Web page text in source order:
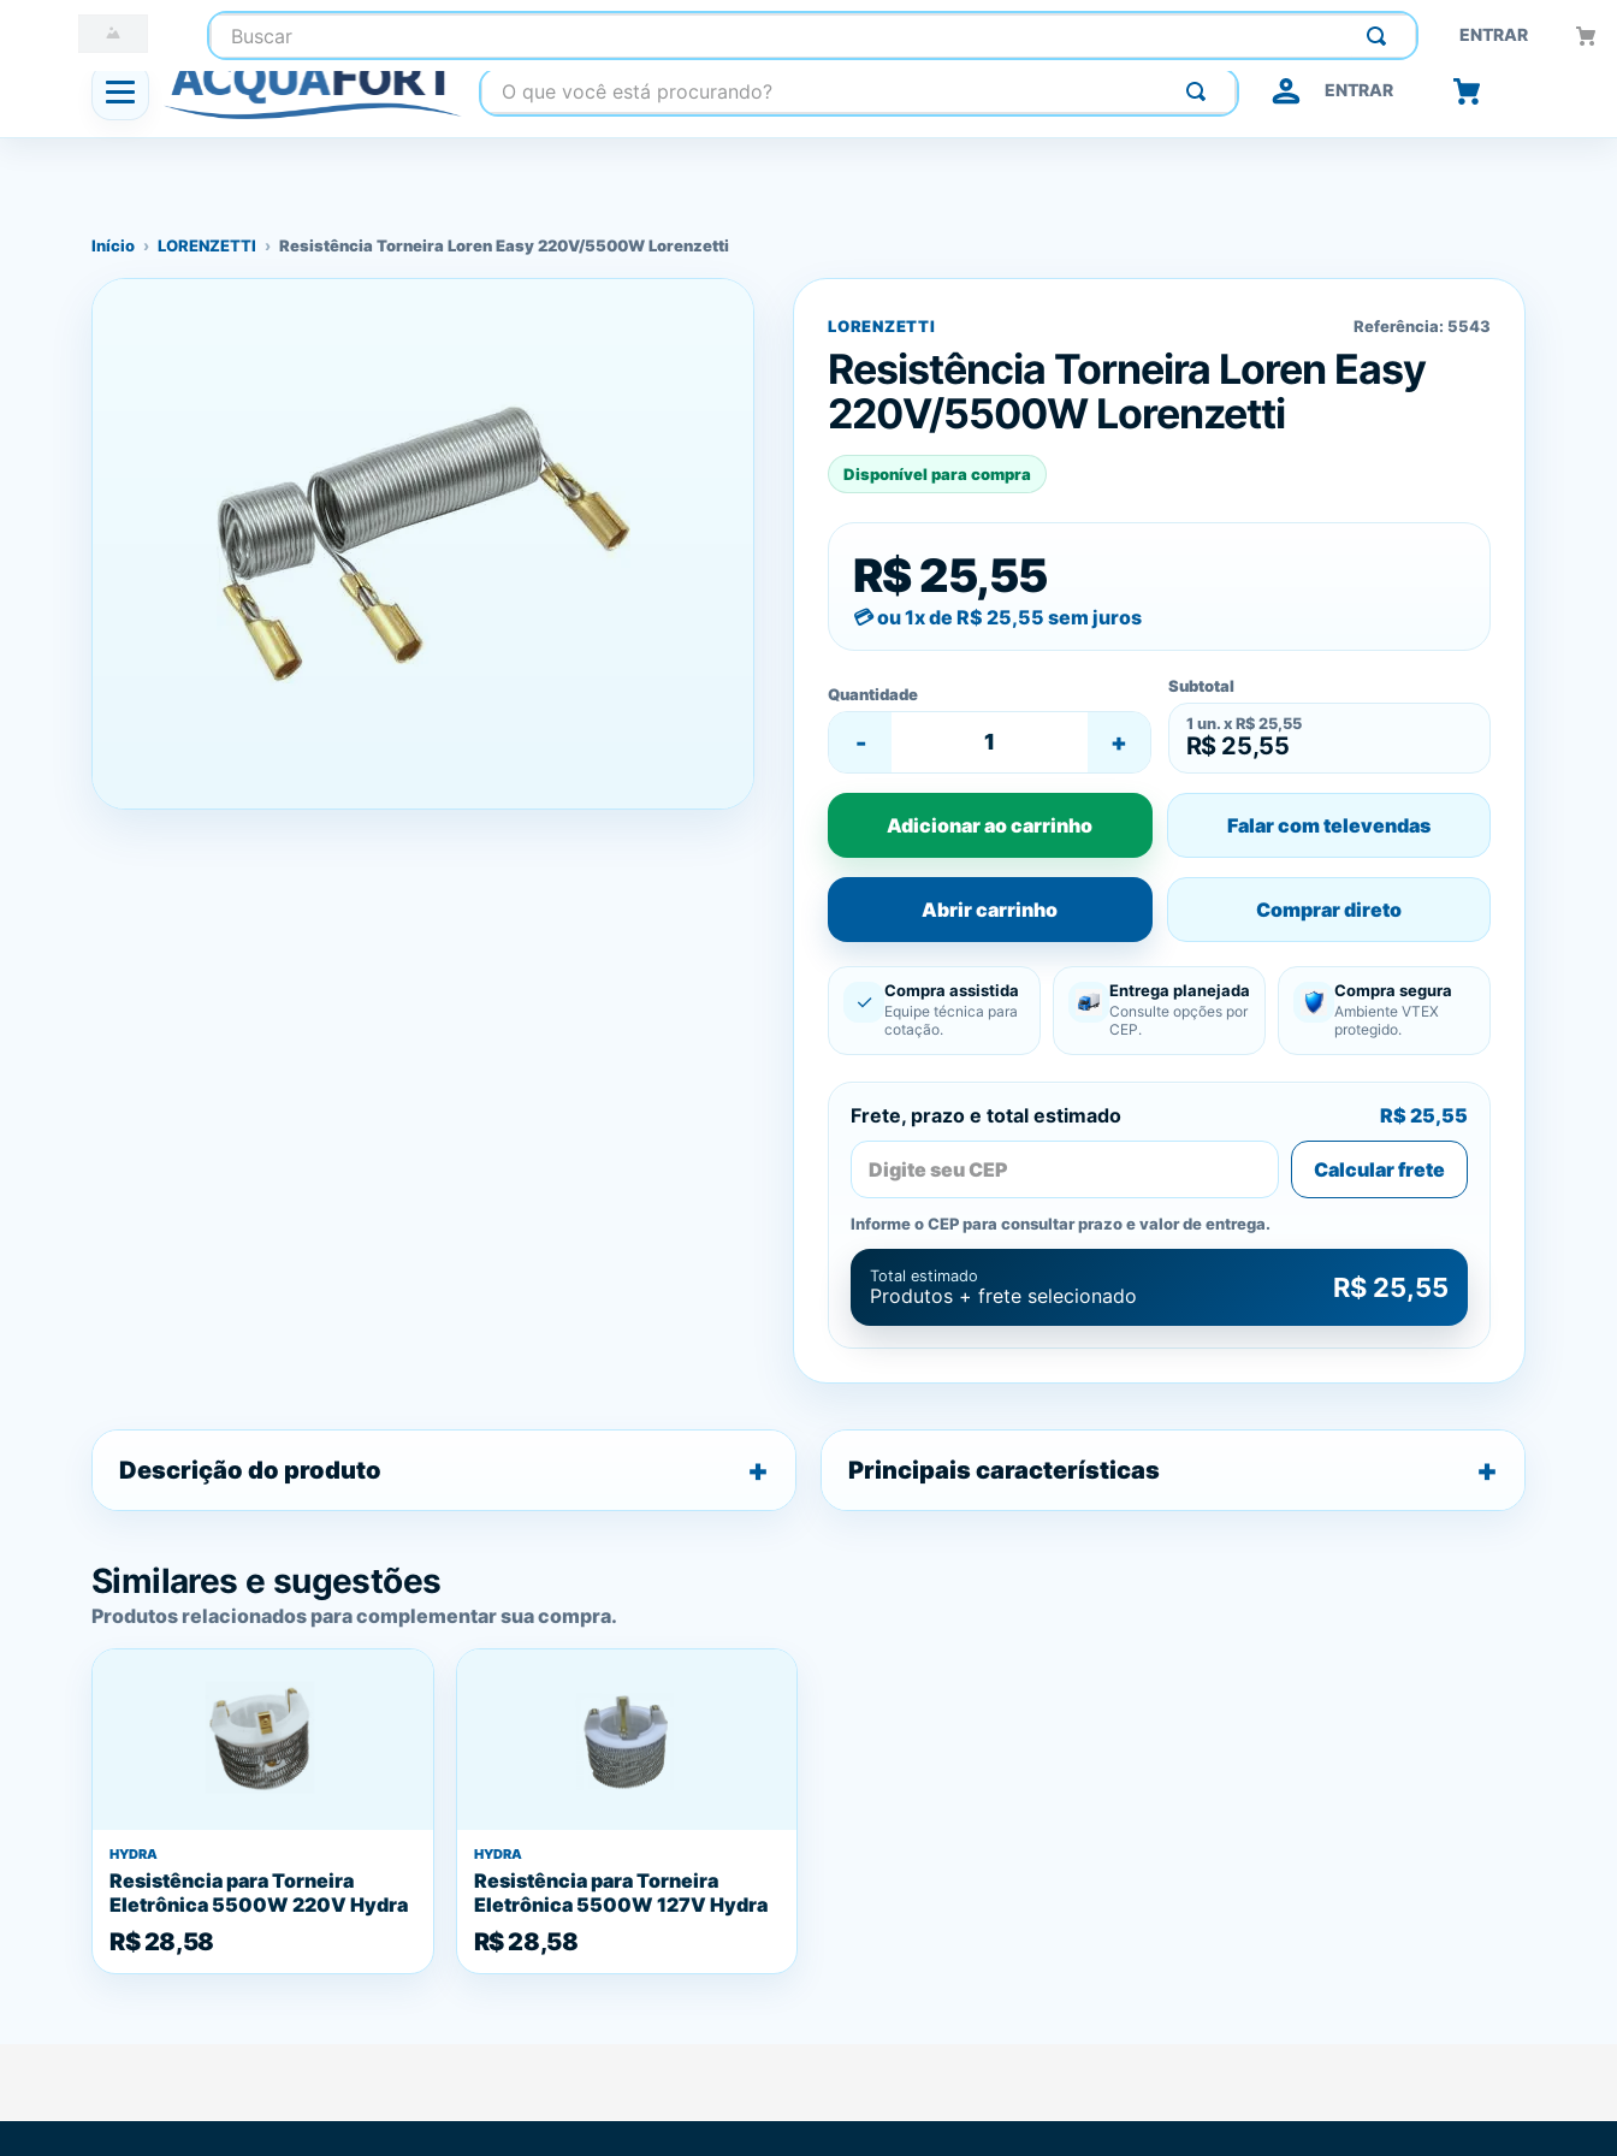
Buscar ENTRAR
☎ (41) 3247-1199 Construindo confiança, inovando o futuro.
O que você está procurando? ENTRAR
Início › LORENZETTI › Resistência Torneira Loren Easy 220V/5500W Lorenzetti
LORENZETTI Referência: 5543
Resistência Torneira Loren Easy
220V/5500W Lorenzetti
Disponível para compra
R$ 25,55
ou 1x de R$ 25,55 sem juros
Quantidade
- +
Subtotal
1 un. x R$ 25,55
R$ 25,55
Adicionar ao carrinho Falar com televendas
Abrir carrinho Comprar direto
✓ Compra assistida
Equipe técnica para
cotação.
Entrega planejada
Consulte opções por
CEP.
Compra segura
Ambiente VTEX
protegido.
Frete, prazo e total estimado R$ 25,55
Calcular frete
Informe o CEP para consultar prazo e valor de entrega.
Total estimado
Produtos + frete selecionado R$ 25,55
Descrição do produto Principais características
Similares e sugestões
Produtos relacionados para complementar sua compra.
HYDRA
Resistência para Torneira
Eletrônica 5500W 220V Hydra
R$ 28,58
HYDRA
Resistência para Torneira
Eletrônica 5500W 127V Hydra
R$ 28,58